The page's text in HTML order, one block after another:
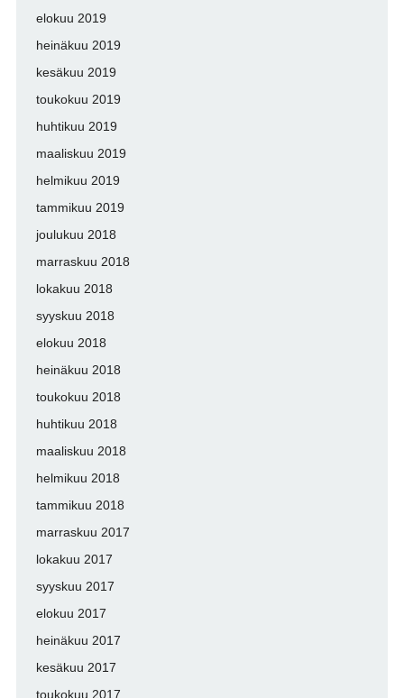
elokuu 2019
heinäkuu 2019
kesäkuu 2019
toukokuu 2019
huhtikuu 2019
maaliskuu 2019
helmikuu 2019
tammikuu 2019
joulukuu 2018
marraskuu 2018
lokakuu 2018
syyskuu 2018
elokuu 2018
heinäkuu 2018
toukokuu 2018
huhtikuu 2018
maaliskuu 2018
helmikuu 2018
tammikuu 2018
marraskuu 2017
lokakuu 2017
syyskuu 2017
elokuu 2017
heinäkuu 2017
kesäkuu 2017
toukokuu 2017